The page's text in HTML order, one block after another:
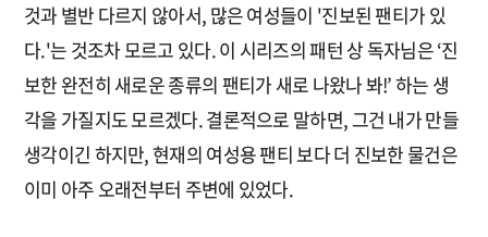
것과 별반 다르지 않아서, 많은 여성들이 '진보된 팬티가 있
다.'는 것조차 모르고 있다. 이 시리즈의 패턴 상 독자님은 ‘진
보한 완전히 새로운 종류의 팬티가 새로 나왔나 봐!’ 하는 생
각을 가질지도 모르겠다. 결론적으로 말하면, 그건 내가 만들
생각이긴 하지만, 현재의 여성용 팬티 보다 더 진보한 물건은
이미 아주 오래전부터 주변에 있었다.